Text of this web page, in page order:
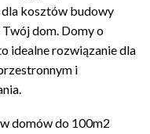
kosztów budowy
dom. Domy o
idealne rozwiązanie dla
i
domów do 100m2